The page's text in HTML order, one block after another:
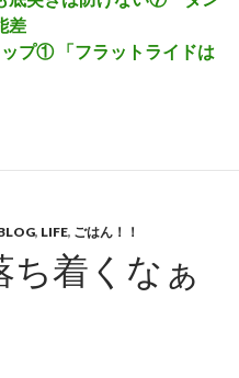
差
プ① 「フラットライドは
, LIFE, ごはん！！
ち着くなぁ